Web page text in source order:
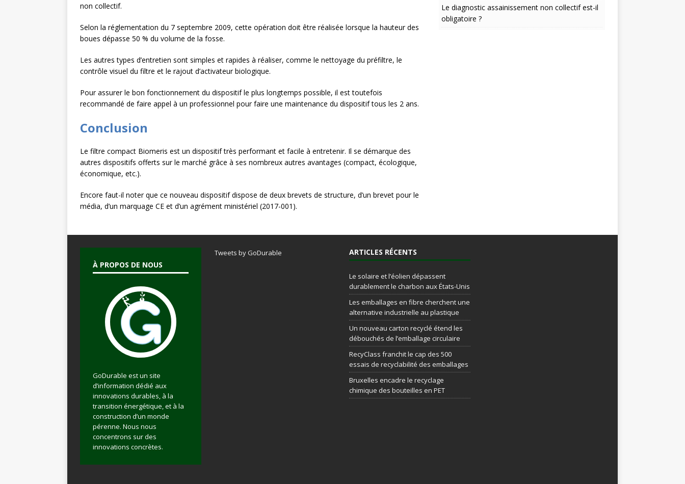
non collectif.
Selon la réglementation du 7 septembre 2009, cette opération doit être réalisée lorsque la hauteur des
boues dépasse 50 % du volume de la fosse.
Les autres types d’entretien sont simples et rapides à réaliser, comme le nettoyage du préfiltre, le
contrôle visuel du filtre et le rajout d’activateur biologique.
Pour assurer le bon fonctionnement du dispositif le plus longtemps possible, il est toutefois
recommandé de faire appel à un professionnel pour faire une maintenance du dispositif tous les 2 ans.
Conclusion
Le filtre compact Biomeris est un dispositif très performant et facile à entretenir. Il se démarque des
autres dispositifs offerts sur le marché grâce à ses nombreux autres avantages (compact, écologique,
économique, etc.).
Encore faut-il noter que ce nouveau dispositif dispose de deux brevets de structure, d’un brevet pour le
média, d’un marquage CE et d’un agrément ministériel (2017-001).
Le diagnostic assainissement non collectif est-il
obligatoire ?
À PROPOS DE NOUS
GoDurable est un site
d’information dédié aux
innovations durables, à la
transition énergétique, et à la
construction d’un monde
pérenne. Nous nous
concentrons sur des
innovations concrètes.
Tweets by GoDurable ARTICLES RÉCENTS
Le solaire et l’éolien dépassent
durablement le charbon aux États-Unis
Les emballages en fibre cherchent une
alternative industrielle au plastique
Un nouveau carton recyclé étend les
débouchés de l’emballage circulaire
RecyClass franchit le cap des 500
essais de recyclabilité des emballages
Bruxelles encadre le recyclage
chimique des bouteilles en PET